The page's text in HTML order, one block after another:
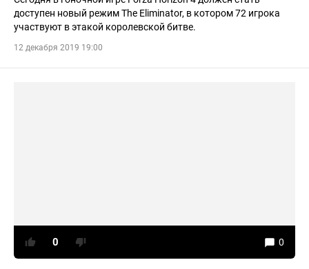
доступен новый режим The Eliminator, в котором 72 игрока
участвуют в этакой королевской битве.
12 декабря 2019 19:00
0 0